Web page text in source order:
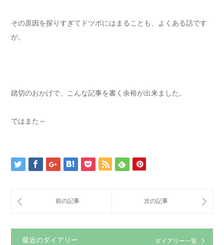
その原因を探りすぎてドツボにはまることも、よくある話です
が。
踏切のおかげで、こんな記事を書く余裕が出来ました。
ではまた～
最近のダイアリー ダイアリー一覧